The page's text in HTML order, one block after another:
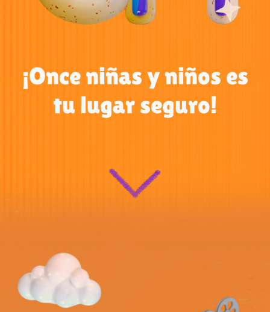
¡Once niñas y niños es
tu lugar seguro!